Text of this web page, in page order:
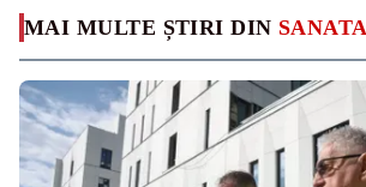
MAI MULTE ȘTIRI DIN